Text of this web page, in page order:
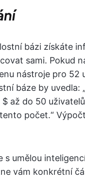
bázi získáte
sami. Pokud
nástroje pro 52
báze by uvedla:
$ až do 50
počet.“
s umělou
vám konkrétní